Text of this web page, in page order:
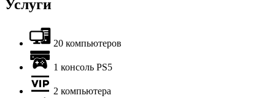
Услуги
20 компьютеров
1 консоль PS5
2 компьютера